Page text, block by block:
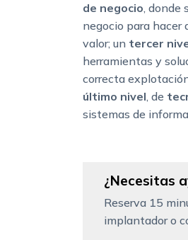
de negocio, donde
negocio para hacer
valor; un tercer
herramientas y
correcta
último nivel, de
sistemas de
¿Necesitas
Reserva 15
implantador o